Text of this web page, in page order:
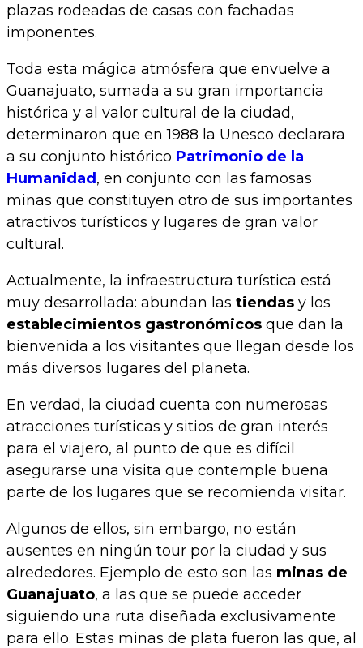
plazas rodeadas de casas con fachadas
imponentes.
Toda esta mágica atmósfera que envuelve a
Guanajuato, sumada a su gran importancia
histórica y al valor cultural de la ciudad,
determinaron que en 1988 la Unesco declarara
a su conjunto histórico Patrimonio de la
Humanidad , en conjunto con las famosas
minas que constituyen otro de sus importantes
atractivos turísticos y lugares de gran valor
cultural.
Actualmente, la infraestructura turística está
muy desarrollada: abundan las tiendas y los
establecimientos gastronómicos que dan la
bienvenida a los visitantes que llegan desde los
más diversos lugares del planeta.
En verdad, la ciudad cuenta con numerosas
atracciones turísticas y sitios de gran interés
para el viajero, al punto de que es difícil
asegurarse una visita que contemple buena
parte de los lugares que se recomienda visitar.
Algunos de ellos, sin embargo, no están
ausentes en ningún tour por la ciudad y sus
alrededores. Ejemplo de esto son las minas de
Guanajuato, a las que se puede acceder
siguiendo una ruta diseñada exclusivamente
para ello. Estas minas de plata fueron las que, al